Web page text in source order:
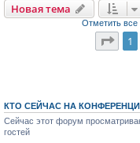
Новая тема
Отметить все
1
КТО СЕЙЧАС НА
Сейчас этот форум
гостей